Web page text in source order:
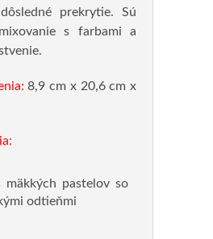
prekrytie. Sú
s farbami a
8,9 cm x 20,6 cm x
mäkkých pastelov so
odtieňmi